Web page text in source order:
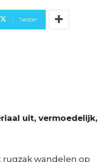
Twitter
uit, vermoedelijk,
rugzak wandelen op